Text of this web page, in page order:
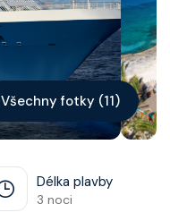
Všechny fotky (11)
Délka plavby
3 noci